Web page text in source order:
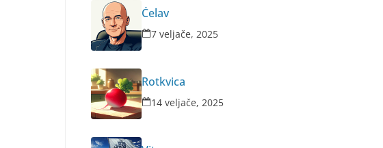
Ćelav
7 veljače, 2025
Rotkvica
14 veljače, 2025